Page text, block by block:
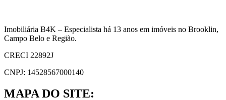
Imobiliária B4K – Especialista há 13 anos em imóveis no Brooklin,
Campo Belo e Região.
CRECI 22892J
CNPJ: 14528567000140
MAPA DO SITE: